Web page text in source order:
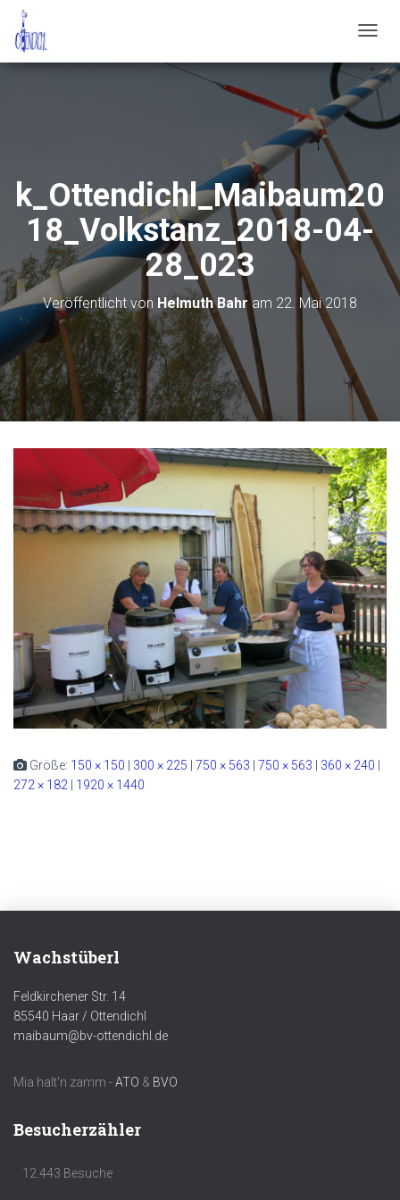
A
V
I
A
N
M
k_Ottendichl_Maibaum20
18_Volkstanz_2018-04-
28_023
Veröffentlicht von Helmuth Bahr am 22. Mai 2018
Größe: 150 × 150 | 300 × 225 | 750 × 563 | 750 × 563 | 360 × 240 |
272 × 182 | 1920 × 1440
Wachstüberl
Feldkirchener Str. 14
85540 Haar / Ottendichl
maibaum@bv-ottendichl.de
Mia halt'n zamm -ATO & BVO
Besucherzähler
12.443 Besuche